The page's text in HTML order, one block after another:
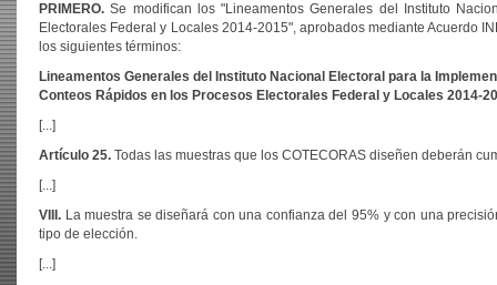
PRIMERO.Se modifican los "Lineamentos Generales del Instituto
Electorales Federal y Locales 2014-2015", aprobados mediante Acuerdo
los siguientes términos:
Lineamentos Generales del Instituto Nacional Electoral para la
Conteos Rápidos en los Procesos Electorales Federal y Locales 2014-
[...]
Artículo 25. Todas las muestras que los COTECORAS diseñen deberán
[...]
VIII. La muestra se diseñará con una confianza del 95% y con una
tipo de elección.
[...]